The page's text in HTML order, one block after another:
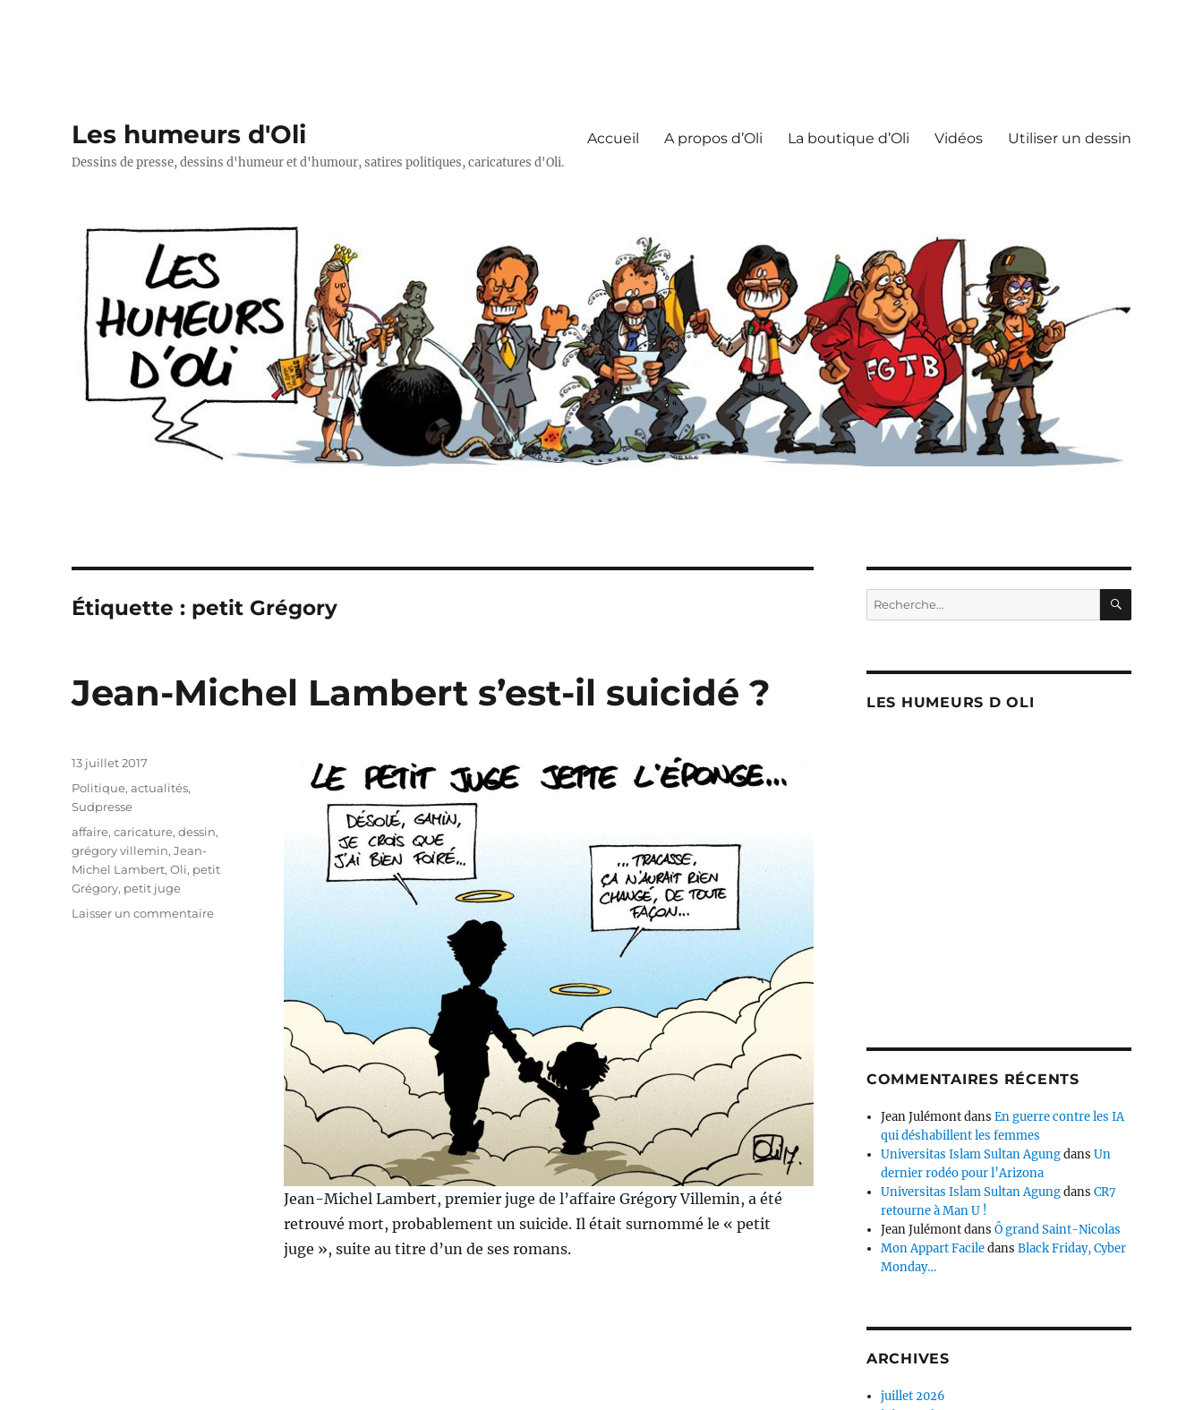
Les humeurs d'Oli
Dessins de presse, dessins d'humeur et d'humour, satires politiques, caricatures d'Oli.
Accueil A propos d’Oli La boutique d’Oli Vidéos Utiliser un dessin
Étiquette : petit Grégory
Jean-Michel Lambert s’est-il suicidé ?
Jean-Michel Lambert, premier juge de l’affaire Grégory Villemin, a été
retrouvé mort, probablement un suicide. Il était surnommé le « petit
juge », suite au titre d’un de ses romans.
Publié
13 juillet 2017
Catégories
Politique, actualités,
Sudpresse
Étiquettes
affaire,caricature,dessin,
grégory villemin,Jean-
Michel Lambert,Oli, petit
Grégory, petit juge
Laisser un commentairesur
Recherche
pour :
LES HUMEURS D OLI
COMMENTAIRES RÉCENTS
Jean JulémontdansEn guerre contre les IA
qui déshabillent les femmes
Universitas Islam Sultan AgungdansUn
dernier rodéo pour l’Arizona
Universitas Islam Sultan AgungdansCR7
retourne à Man U !
Jean JulémontdansÔ grand Saint-Nicolas
Mon Appart FaciledansBlack Friday, Cyber
Monday…
ARCHIVES
juillet 2026